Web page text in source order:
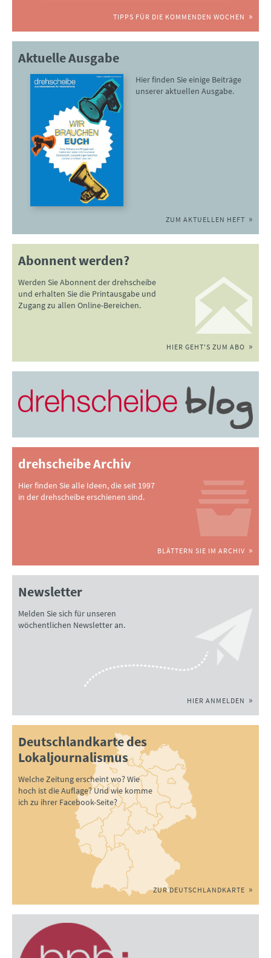
TIPPS FÜR DIE KOMMENDEN WOCHEN
Aktuelle Ausgabe
Hier finden Sie einige Beiträge
unserer aktuellen Ausgabe.
ZUM AKTUELLEN HEFT
Abonnent werden?
Werden Sie Abonnent der drehscheibe
und erhalten Sie die Printausgabe und
Zugang zu allen Online-Bereichen.
HIER GEHT'S ZUM ABO
drehscheibe Archiv
Hier finden Sie alle Ideen, die seit 1997
in der drehscheibe erschienen sind.
BLÄTTERN SIE IM ARCHIV
Newsletter
Melden Sie sich für unseren
wöchentlichen Newsletter an.
HIER ANMELDEN
Deutschlandkarte des
Lokaljournalismus
Welche Zeitung erscheint wo? Wie
hoch ist die Auflage? Und wie komme
ich zu ihrer Facebook-Seite?
ZUR DEUTSCHLANDKARTE